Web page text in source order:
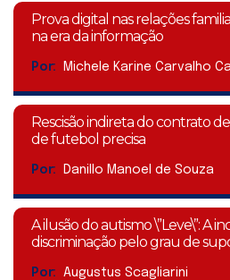
Prova digital nas relações
na era da informação
Por: Michele Karine Carvalho
Rescisão indireta do contrato
de futebol precisa
Por: Danillo Manoel de Souza
A ilusão do autismo \”Leve\”: A
discriminação pelo grau de
Por: Augustus Scagliarini